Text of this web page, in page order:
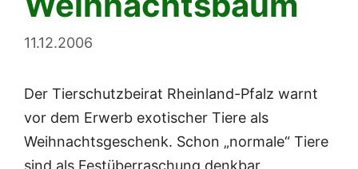
11.12.2006
Der Tierschutzbeirat Rheinland-Pfalz warnt
vor dem Erwerb exotischer Tiere als
Weihnachtsgeschenk. Schon „normale“ Tiere
sind als Festüberraschung denkbar